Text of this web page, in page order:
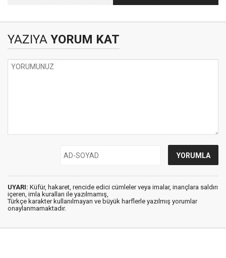
Taraftar!
YAZIYA YORUM KAT
UYARI: Küfür, hakaret, rencide edici cümleler veya imalar, inançlara saldırı
içeren, imla kuralları ile yazılmamış,
Türkçe karakter kullanılmayan ve büyük harflerle yazılmış yorumlar
onaylanmamaktadır.